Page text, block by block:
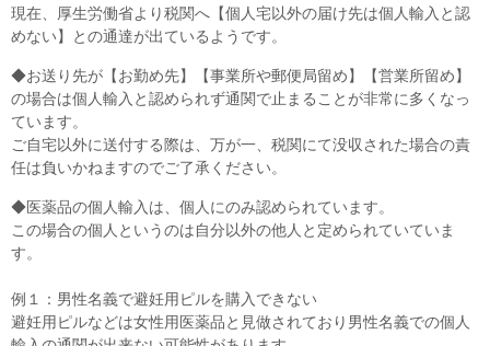
現在、厚生労働省より税関へ【個人宅以外の届け先は個人輸入と認
めない】との通達が出ているようです。
◆お送り先が【お勤め先】【事業所や郵便局留め】【営業所留め】
の場合は個人輸入と認められず通関で止まることが非常に多くなっ
ています。
ご自宅以外に送付する際は、万が一、税関にて没収された場合の責
任は負いかねますのでご了承ください。
◆医薬品の個人輸入は、個人にのみ認められています。
この場合の個人というのは自分以外の他人と定められていていま
す。
例１：男性名義で避妊用ピルを購入できない
避妊用ピルなどは女性用医薬品と見做されており男性名義での個人